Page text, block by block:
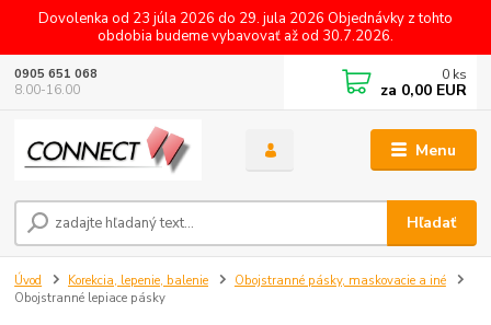
Dovolenka od 23 júla 2026 do 29. jula 2026 Objednávky z tohto
obdobia budeme vybavovať až od 30.7.2026.
Menu
Hľadať
0905 651 068
8.00-16.00
0 ks
za 0,00 EUR
Úvod Korekcia, lepenie, balenie
Obojstranné pásky, maskovacie a iné
Obojstranné lepiace pásky